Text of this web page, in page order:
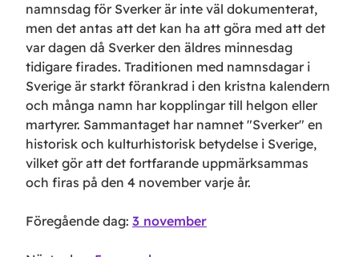
namnsdag för Sverker är inte väl dokumenterat,
men det antas att det kan ha att göra med att det
var dagen då Sverker den äldres minnesdag
tidigare firades. Traditionen med namnsdagar i
Sverige är starkt förankrad i den kristna kalendern
och många namn har kopplingar till helgon eller
martyrer. Sammantaget har namnet "Sverker" en
historisk och kulturhistorisk betydelse i Sverige,
vilket gör att det fortfarande uppmärksammas
och firas på den 4 november varje år.
Föregående dag: 3 november